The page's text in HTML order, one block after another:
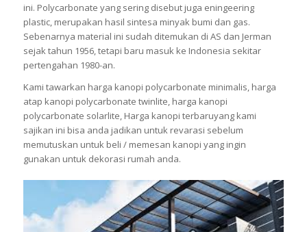
ini. Polycarbonate yang sering disebut juga eningeering
plastic, merupakan hasil sintesa minyak bumi dan gas.
Sebenarnya material ini sudah ditemukan di AS dan Jerman
sejak tahun 1956, tetapi baru masuk ke Indonesia sekitar
pertengahan 1980-an.
Kami tawarkan harga kanopi polycarbonate minimalis, harga
atap kanopi polycarbonate twinlite, harga kanopi
polycarbonate solarlite, Harga kanopi terbaruyang kami
sajikan ini bisa anda jadikan untuk revarasi sebelum
memutuskan untuk beli / memesan kanopi yang ingin
gunakan untuk dekorasi rumah anda.